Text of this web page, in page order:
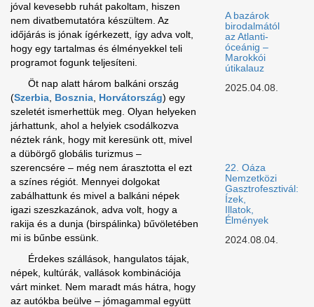
jóval kevesebb ruhát pakoltam, hiszen
nem divatbemutatóra készültem. Az
időjárás is jónak ígérkezett, így adva volt,
hogy egy tartalmas és élményekkel teli
programot fogunk teljesíteni.
Öt nap alatt három balkáni ország
(Szerbia Bosznia Horvátország) egy
szeletét ismerhettük meg. Olyan helyeken
járhattunk, ahol a helyiek csodálkozva
néztek ránk, hogy mit keresünk ott, mivel
a dübörgő globális turizmus –
szerencsére – még nem árasztotta el ezt
a színes régiót. Mennyei dolgokat
zabálhattunk és mivel a balkáni népek
igazi szeszkazánok, adva volt, hogy a
rakija és a dunja (birspálinka) bűvöletében
mi is bűnbe essünk.
Érdekes szállások, hangulatos tájak,
népek, kultúrák, vallások kombinációja
várt minket. Nem maradt más hátra, hogy
az autókba beülve – jómagammal együtt
A bazárok
birodalmától
az Atlanti-
óceánig –
Marokkói
útikalauz
2025.04.08.
22. Oáza
Nemzetközi
Gasztrofesztivál:
Ízek,
Illatok,
Élmények
2024.08.04.